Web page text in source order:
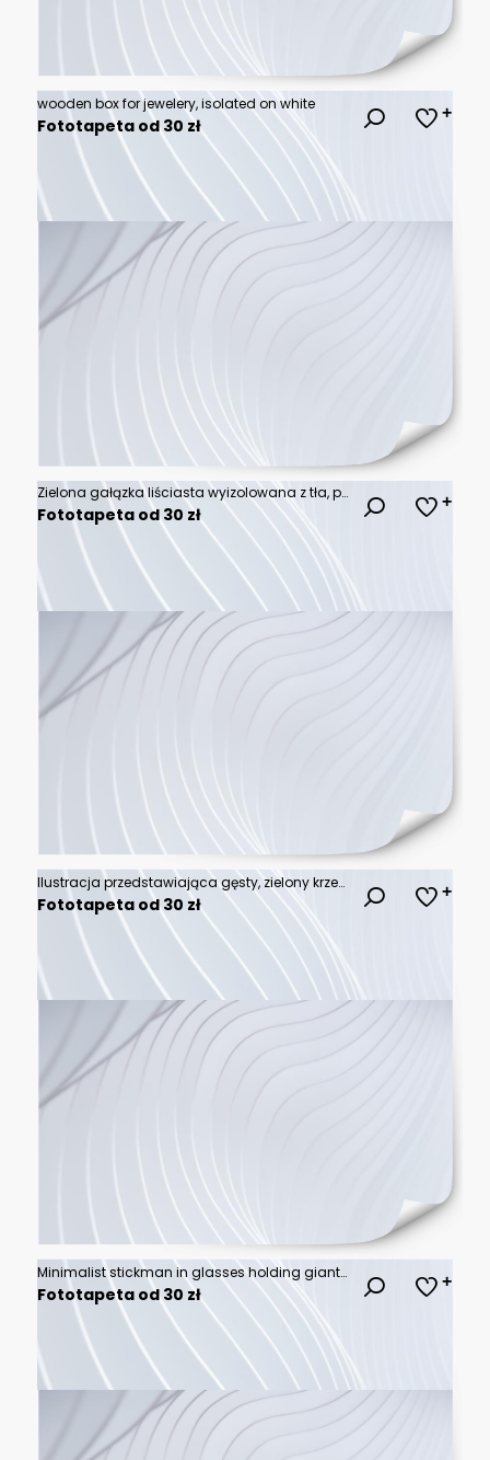
wooden box for jewelery, isolated on white
Fototapeta od 30 zł
Zielona gałązka liściasta wyizolowana z tła, png
Fototapeta od 30 zł
Ilustracja przedstawiająca gęsty, zielony krzew z bujnymi liśćmi, odizolowany na czystym białym tle, idealny do projektów ogrodniczych i wizualizacji krajobrazu.
Fototapeta od 30 zł
Minimalist stickman in glasses holding giant lightbulb idea concept line art
Fototapeta od 30 zł